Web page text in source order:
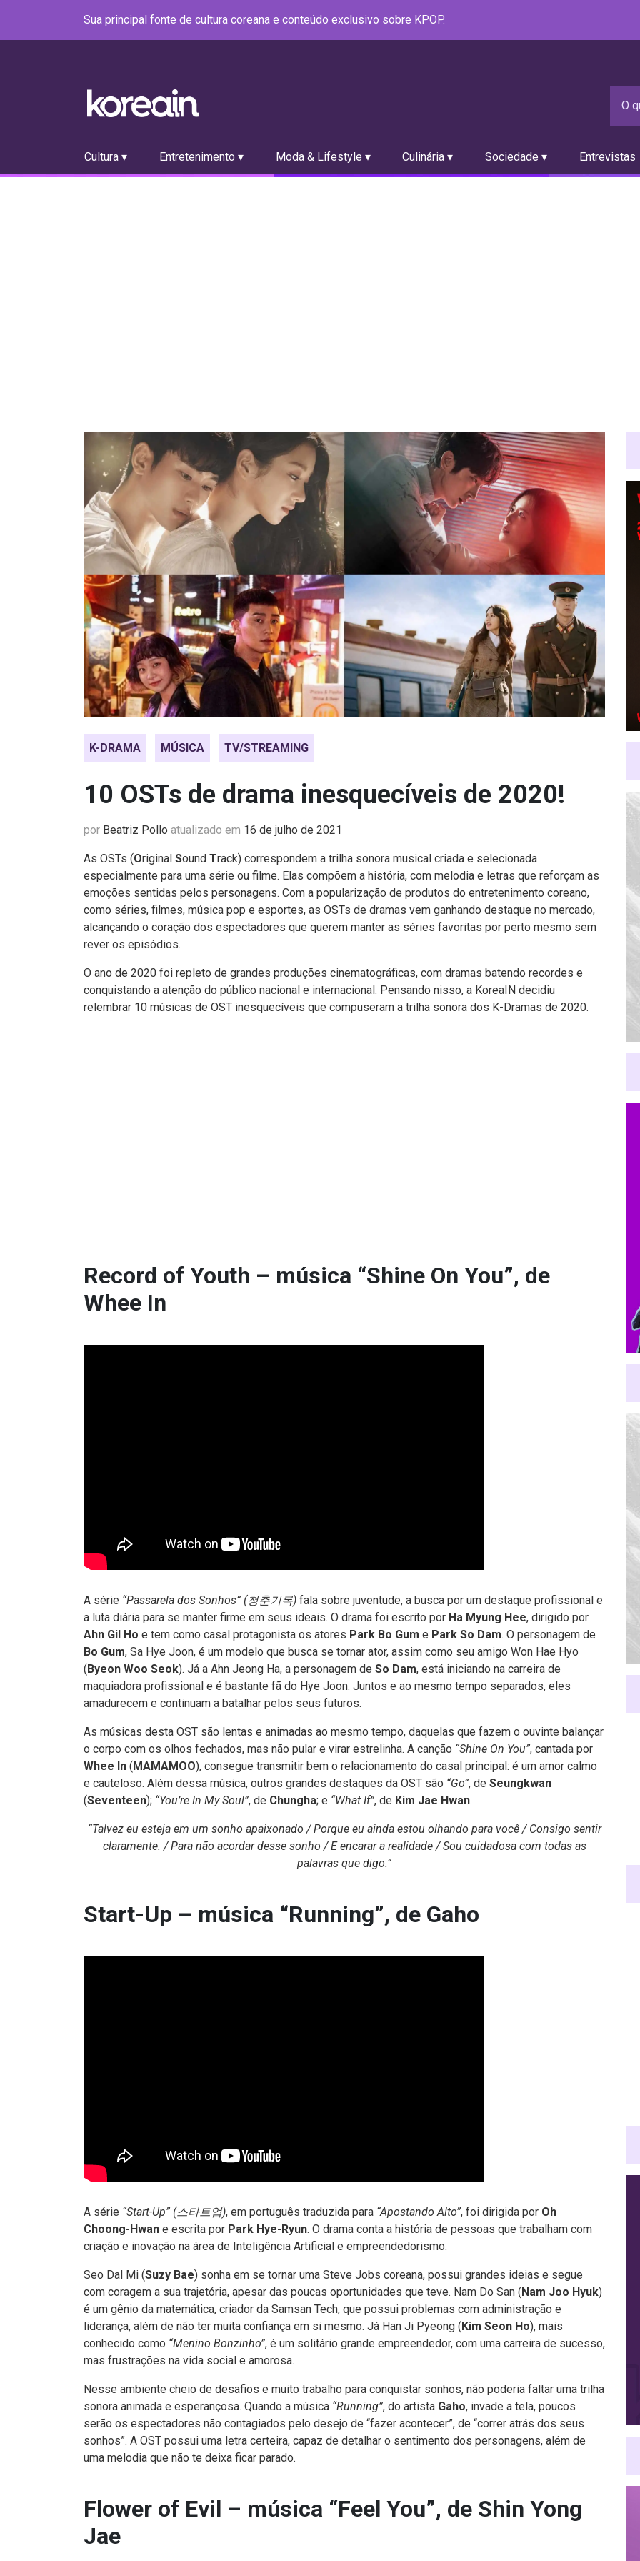
Sua principal fonte de cultura coreana e conteúdo exclusivo sobre KPOP.
Cultura ▾ Entretenimento ▾ Moda & Lifestyle ▾ Culinária ▾ Sociedade ▾ Entrevistas
K-DRAMA MÚSICA TV/STREAMING
10 OSTs de drama inesquecíveis de 2020!
por Beatriz Pollo atualizado em 16 de julho de 2021
As OSTs (Original Sound Track) correspondem a trilha sonora musical criada e selecionada
especialmente para uma série ou filme. Elas compõem a história, com melodia e letras que reforçam as
emoções sentidas pelos personagens. Com a popularização de produtos do entretenimento coreano,
como séries, filmes, música pop e esportes, as OSTs de dramas vem ganhando destaque no mercado,
alcançando o coração dos espectadores que querem manter as séries favoritas por perto mesmo sem
rever os episódios.
O ano de 2020 foi repleto de grandes produções cinematográficas, com dramas batendo recordes e
conquistando a atenção do público nacional e internacional. Pensando nisso, a KoreaIN decidiu
relembrar 10 músicas de OST inesquecíveis que compuseram a trilha sonora dos K-Dramas de 2020.
Record of Youth – música “Shine On You”, de
Whee In
A série “Passarela dos Sonhos” (청춘기록) fala sobre juventude, a busca por um destaque profissional e
a luta diária para se manter firme em seus ideais. O drama foi escrito por Ha Myung Hee, dirigido por
Ahn Gil Ho e tem como casal protagonista os atores Park Bo Gum e Park So Dam. O personagem de
Bo Gum, Sa Hye Joon, é um modelo que busca se tornar ator, assim como seu amigo Won Hae Hyo
(Byeon Woo Seok). Já a Ahn Jeong Ha, a personagem de So Dam, está iniciando na carreira de
maquiadora profissional e é bastante fã do Hye Joon. Juntos e ao mesmo tempo separados, eles
amadurecem e continuam a batalhar pelos seus futuros.
As músicas desta OST são lentas e animadas ao mesmo tempo, daquelas que fazem o ouvinte balançar
o corpo com os olhos fechados, mas não pular e virar estrelinha. A canção “Shine On You”, cantada por
Whee In (MAMAMOO), consegue transmitir bem o relacionamento do casal principal: é um amor calmo
e cauteloso. Além dessa música, outros grandes destaques da OST são “Go”, de Seungkwan
(Seventeen); “You’re In My Soul”, de Chungha; e “What If”, de Kim Jae Hwan.
“Talvez eu esteja em um sonho apaixonado / Porque eu ainda estou olhando para você / Consigo sentir
claramente. / Para não acordar desse sonho / E encarar a realidade / Sou cuidadosa com todas as
palavras que digo.”
Start-Up – música “Running”, de Gaho
A série “Start-Up” (스타트업), em português traduzida para “Apostando Alto”, foi dirigida por Oh
Choong-Hwan e escrita por Park Hye-Ryun. O drama conta a história de pessoas que trabalham com
criação e inovação na área de Inteligência Artificial e empreendedorismo.
Seo Dal Mi (Suzy Bae) sonha em se tornar uma Steve Jobs coreana, possui grandes ideias e segue
com coragem a sua trajetória, apesar das poucas oportunidades que teve. Nam Do San (Nam Joo Hyuk)
é um gênio da matemática, criador da Samsan Tech, que possui problemas com administração e
liderança, além de não ter muita confiança em si mesmo. Já Han Ji Pyeong (Kim Seon Ho), mais
conhecido como “Menino Bonzinho”, é um solitário grande empreendedor, com uma carreira de sucesso,
mas frustrações na vida social e amorosa.
Nesse ambiente cheio de desafios e muito trabalho para conquistar sonhos, não poderia faltar uma trilha
sonora animada e esperançosa. Quando a música “Running”, do artista Gaho, invade a tela, poucos
serão os espectadores não contagiados pelo desejo de “fazer acontecer”, de “correr atrás dos seus
sonhos”. A OST possui uma letra certeira, capaz de detalhar o sentimento dos personagens, além de
uma melodia que não te deixa ficar parado.
Flower of Evil – música “Feel You”, de Shin Yong
Jae